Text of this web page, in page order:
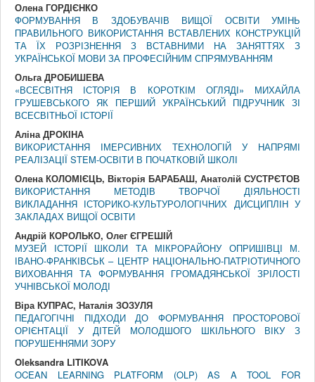
Олена ГОРДІЄНКО
ФОРМУВАННЯ В ЗДОБУВАЧІВ ВИЩОЇ ОСВІТИ УМІНЬ
ПРАВИЛЬНОГО ВИКОРИСТАННЯ ВСТАВЛЕНИХ КОНСТРУКЦІЙ
ТА ЇХ РОЗРІЗНЕННЯ З ВСТАВНИМИ НА ЗАНЯТТЯХ З
УКРАЇНСЬКОЇ МОВИ ЗА ПРОФЕСІЙНИМ СПРЯМУВАННЯМ
Ольга ДРОБИШЕВА
«ВСЕСВІТНЯ ІСТОРІЯ В КОРОТКІМ ОГЛЯДІ» МИХАЙЛА
ГРУШЕВСЬКОГО ЯК ПЕРШИЙ УКРАЇНСЬКИЙ ПІДРУЧНИК ЗІ
ВСЕСВІТНЬОЇ ІСТОРІЇ
Аліна ДРОКІНА
ВИКОРИСТАННЯ ІМЕРСИВНИХ ТЕХНОЛОГІЙ У НАПРЯМІ
РЕАЛІЗАЦІЇ STEM-ОСВІТИ В ПОЧАТКОВІЙ ШКОЛІ
Олена КОЛОМІЄЦЬ, Вікторія БАРАБАШ, Анатолій СУСТРЄТОВ
ВИКОРИСТАННЯ МЕТОДІВ ТВОРЧОЇ ДІЯЛЬНОСТІ
ВИКЛАДАННЯ ІСТОРИКО-КУЛЬТУРОЛОГІЧНИХ ДИСЦИПЛІН У
ЗАКЛАДАХ ВИЩОЇ ОСВІТИ
Андрій КОРОЛЬКО, Олег ЄГРЕШІЙ
МУЗЕЙ ІСТОРІЇ ШКОЛИ ТА МІКРОРАЙОНУ ОПРИШІВЦІ М.
ІВАНО-ФРАНКІВСЬК – ЦЕНТР НАЦІОНАЛЬНО-ПАТРІОТИЧНОГО
ВИХОВАННЯ ТА ФОРМУВАННЯ ГРОМАДЯНСЬКОЇ ЗРІЛОСТІ
УЧНІВСЬКОЇ МОЛОДІ
Віра КУПРАС, Наталія ЗОЗУЛЯ
ПЕДАГОГІЧНІ ПІДХОДИ ДО ФОРМУВАННЯ ПРОСТОРОВОЇ
ОРІЄНТАЦІЇ У ДІТЕЙ МОЛОДШОГО ШКІЛЬНОГО ВІКУ З
ПОРУШЕННЯМИ ЗОРУ
Oleksandra LITIKOVA
OCEAN LEARNING PLATFORM (OLP) AS A TOOL FOR